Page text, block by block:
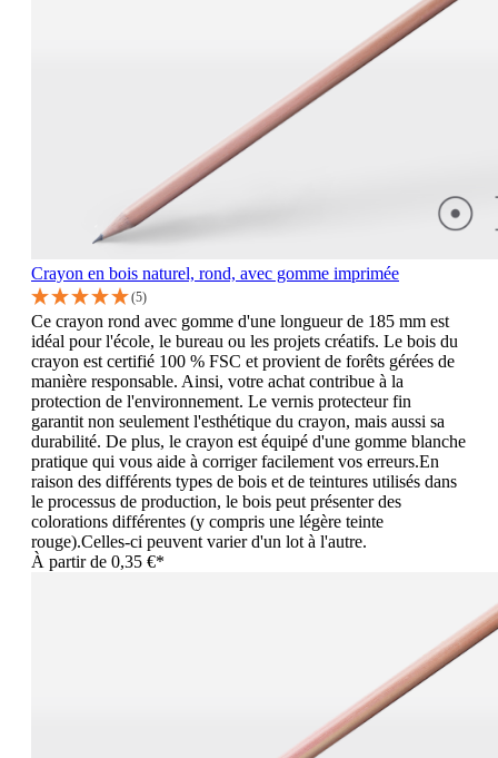
Crayon en bois naturel, rond, avec gomme imprimée
(5)
Ce crayon rond avec gomme d'une longueur de 185 mm est
idéal pour l'école, le bureau ou les projets créatifs. Le bois du
crayon est certifié 100 % FSC et provient de forêts gérées de
manière responsable. Ainsi, votre achat contribue à la
protection de l'environnement. Le vernis protecteur fin
garantit non seulement l'esthétique du crayon, mais aussi sa
durabilité. De plus, le crayon est équipé d'une gomme blanche
pratique qui vous aide à corriger facilement vos erreurs.En
raison des différents types de bois et de teintures utilisés dans
le processus de production, le bois peut présenter des
colorations différentes (y compris une légère teinte
rouge).Celles-ci peuvent varier d'un lot à l'autre.
À partir de 0,35 €*